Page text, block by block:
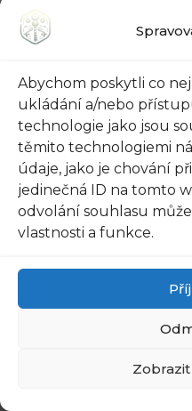
Abychom poskytli co
ukládání a/nebo
technologie jako jsou
těmito technologiemi
údaje, jako je chování
jedinečná ID na tomto
odvolání souhlasu
vlastnosti a funkce.
mohou být
hledání šanci.
Kontaktujte
nenajdete,
vašeho vozu
(Vehicle
podrobnosti o
Společnost
vytvořit nový
nejbližší
Zpracování